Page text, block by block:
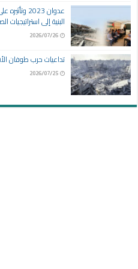
عدوان
البنية إلى استراتيجيات
2026/07/26
تداعيات حرب طوفان
2026/07/25